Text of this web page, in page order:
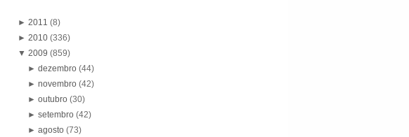
► 2011 (8)
► 2010 (336)
▼ 2009 (859)
►dezembro(44)
►novembro(42)
►outubro(30)
►setembro(42)
►agosto(73)